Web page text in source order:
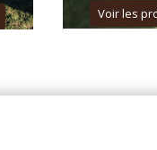
Voir les